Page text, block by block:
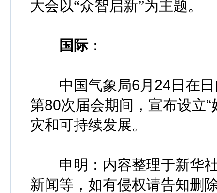
大会以“众智启新”为主题。
国际：
中国气象局6月24日在日
第80次届会期间，宣布设立
灾和可持续发展。
申明：内容整理于新华社
新闻等，如有侵权请告知删